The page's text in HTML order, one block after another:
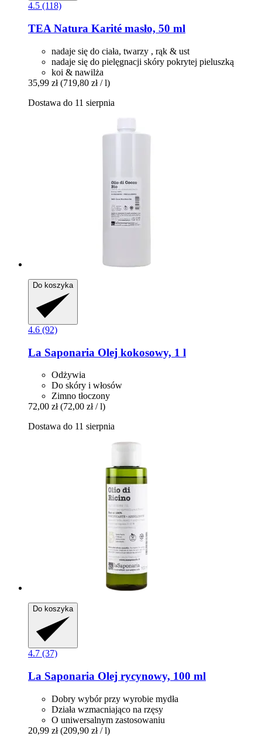
4.5 (118)
TEA Natura Karité masło, 50 ml
nadaje się do ciała, twarzy , rąk & ust
nadaje się do pielęgnacji skóry pokrytej pieluszką
koi & nawilża
35,99 zł (719,80 zł / l)
Dostawa do 11 sierpnia
Do koszyka
4.6 (92)
La Saponaria Olej kokosowy, 1 l
Odżywia
Do skóry i włosów
Zimno tłoczony
72,00 zł (72,00 zł / l)
Dostawa do 11 sierpnia
Do koszyka
4.7 (37)
La Saponaria Olej rycynowy, 100 ml
Dobry wybór przy wyrobie mydła
Działa wzmacniająco na rzęsy
O uniwersalnym zastosowaniu
20,99 zł (209,90 zł / l)